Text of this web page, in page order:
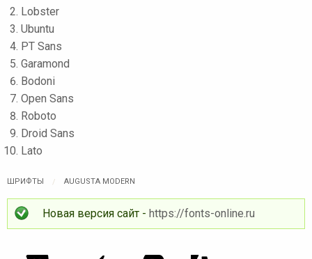
ШРИФТЫ AUGUSTA MODERN
Новая версия сайт - https://fonts-online.ru
Lobster
Ubuntu
PT Sans
Garamond
Bodoni
Open Sans
Roboto
Droid Sans
Lato